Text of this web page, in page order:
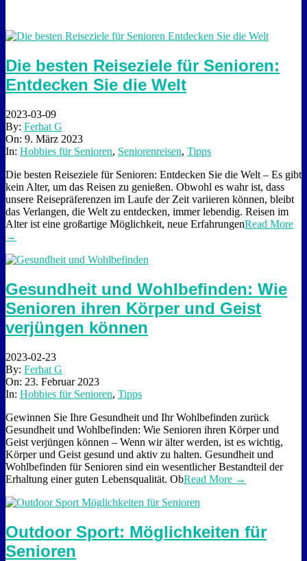
Die besten Reiseziele für Senioren:
Entdecken Sie die Welt
2023-03-09
By: Ferhat G
On: 9. März 2023
In: Hobbies für Senioren, Seniorenreisen, Tipps
Die besten Reiseziele für Senioren: Entdecken Sie die Welt – Es gibt
kein Alter, um das Reisen zu genießen. Obwohl es wahr ist, dass
unsere Reisepräferenzen im Laufe der Zeit variieren können, bleibt
das Verlangen, die Welt zu entdecken, immer lebendig. Reisen im
Alter ist eine großartige Möglichkeit, neue ErfahrungenRead More
→
Gesundheit und Wohlbefinden: Wie
Senioren ihren Körper und Geist
verjüngen können
2023-02-23
By: Ferhat G
On: 23. Februar 2023
In: Hobbies für Senioren, Tipps
Gewinnen Sie Ihre Gesundheit und Ihr Wohlbefinden zurück
Gesundheit und Wohlbefinden: Wie Senioren ihren Körper und
Geist verjüngen können – Wenn wir älter werden, ist es wichtig,
Körper und Geist gesund und aktiv zu halten. Gesundheit und
Wohlbefinden für Senioren sind ein wesentlicher Bestandteil der
Erhaltung einer guten Lebensqualität. ObRead More →
Outdoor Sport: Möglichkeiten für
Senioren